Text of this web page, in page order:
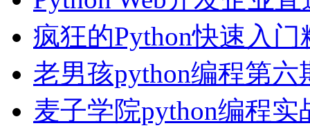
疯狂的Python快速入门
老男孩python编程第六
麦子学院python编程实